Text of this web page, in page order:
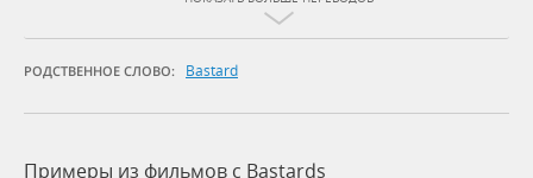
РОДСТВЕННОЕ СЛОВО: Bastard
Примеры из фильмов c Bastards